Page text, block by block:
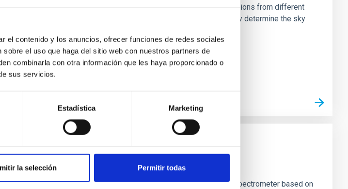
el contenido y los anuncios, ofrecer funciones de redes sociales
el uso que haga del sitio web con nuestros partners de
combinarla con otra información que les haya proporcionado o
sus servicios.
Estadística Marketing
la selección Permitir todas
quasar QSO 2237+0305, the Einstein Cross, including observations from different
uses a region far enough from the lens system to accurately determine the sky
instrument was a low-resolution mapping Fourier-transform spectrometer based on